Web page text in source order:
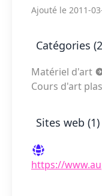
Ajouté le 2011-
Catégories
Matériel d'art
Cours d'art
Sites web (1)
https://